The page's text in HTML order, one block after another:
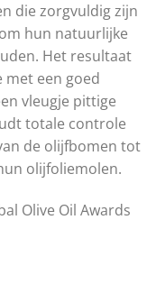
die zorgvuldig zijn
hun natuurlijke
Het resultaat
een goed
vleugje pittige
totale controle
de olijfbomen tot
olijfoliemolen.
Olive Oil Awards